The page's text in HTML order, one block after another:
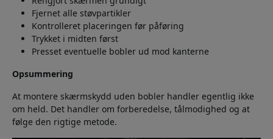
Fjernet alle støvpartikler
Kontrolleret placeringen før påføring
Trykket i midten først
Presset eventuelle bobler ud mod kanterne
Opsummering
At montere skærmskydd uden bobler handler egentlig ikke
om held. Det handler om forberedelse, tålmodighed og at
følge den rigtige metode.